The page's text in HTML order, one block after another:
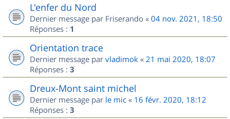
L'enfer du Nord
Dernier message par Friserando « 04 nov. 2021, 18:50
Réponses : 1
Orientation trace
Dernier message par vladimok « 21 mai 2020, 18:07
Réponses : 3
Dreux-Mont saint michel
Dernier message par le mic « 16 févr. 2020, 18:12
Réponses : 3